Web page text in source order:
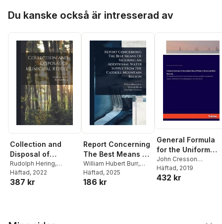
Region
Du kanske också är intresserad av
Collection and
Disposal of
Municipal Refuse
Rudolph Hering,
Samuel A Greeley
Häftad, 2022
387 kr
Report Concerning
The Best Means Of
Securing An
Additional Water
Supply From The
William Hubert Burr,
Rudolph Hering
Häftad, 2025
186 kr
General Formula
for the Uniform
Flow of Water in
Rivers and Other
Channels
John Cresson
Trautwine,Wilhelm R
Kutter ,Rudolph Hering
Häftad, 2019
432 kr